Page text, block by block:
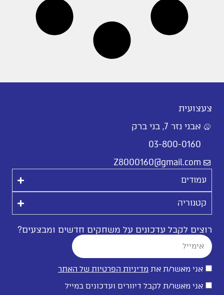
צעצועית
אבני נזר 7, בני ברק
03-800-0160
Z8000160@gmail.com
עמודים
קטגוריה
רוצים לקבל עדכונים על משחקים חדשים ומבצעים?
אני מאשר/ת את מדיניות הפרטיות של האתר
אני מאשר/ת לקבל דיוורים ועדכונים במייל